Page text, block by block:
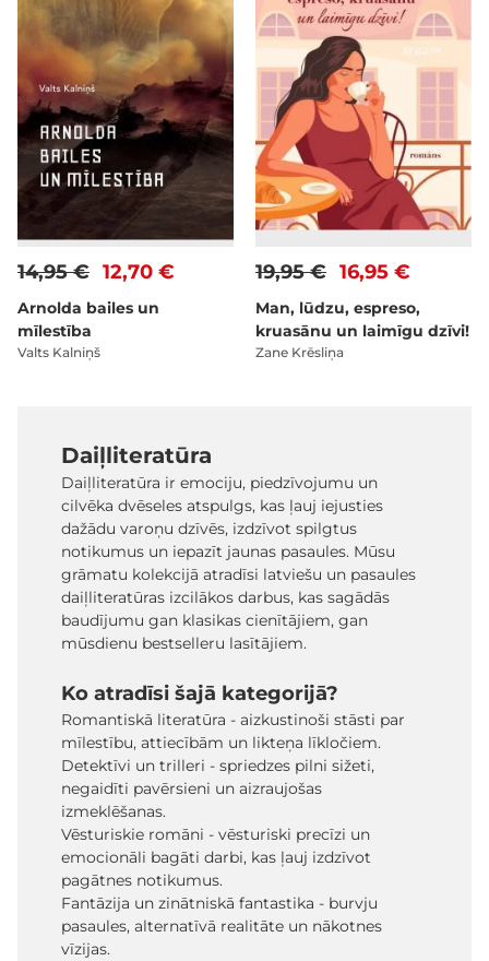
12,70 €
14,95 €
Arnolda bailes un
mīlestība
Valts Kalniņš
16,95 €
19,95 €
Man, lūdzu, espreso,
kruasānu un laimīgu dzīvi!
Zane Krēsliņa
Daiļliteratūra
Daiļliteratūra ir emociju, piedzīvojumu un
cilvēka dvēseles atspulgs, kas ļauj iejusties
dažādu varoņu dzīvēs, izdzīvot spilgtus
notikumus un iepazīt jaunas pasaules. Mūsu
grāmatu kolekcijā atradīsi latviešu un pasaules
daiļliteratūras izcilākos darbus, kas sagādās
baudījumu gan klasikas cienītājiem, gan
mūsdienu bestselleru lasītājiem.
Ko atradīsi šajā kategorijā?
Romantiskā literatūra - aizkustinoši stāsti par
mīlestību, attiecībām un likteņa līkločiem.
Detektīvi un trilleri - spriedzes pilni sižeti,
negaidīti pavērsieni un aizraujošas
izmeklēšanas.
Vēsturiskie romāni - vēsturiski precīzi un
emocionāli bagāti darbi, kas ļauj izdzīvot
pagātnes notikumus.
Fantāzija un zinātniskā fantastika - burvju
pasaules, alternatīvā realitāte un nākotnes
vīzijas.